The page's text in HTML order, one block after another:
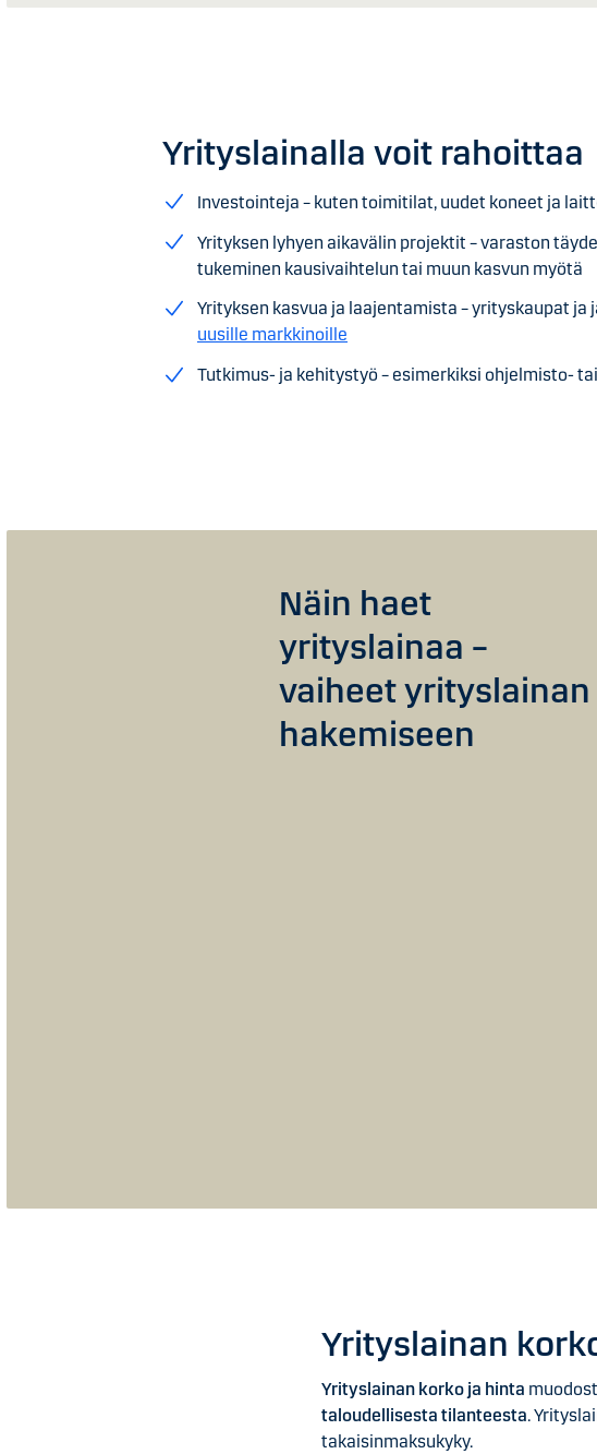
Yrityslainalla voit rahoittaa
Investointeja – kuten toimitilat, uudet koneet ja
Yrityksen lyhyen aikavälin projektit – varaston
tukeminen kausivaihtelun tai muun kasvun myötä
Yrityksen kasvua ja laajentamista – yrityskaupat ja
uusille markkinoille
Tutkimus- ja kehitystyö – esimerkiksi ohjelmisto-
Näin haet
yrityslainaa –
vaiheet yrityslainan
hakemiseen
Yrityslainan
Yrityslainan korko ja hinta
taloudellisesta tilanteesta.
takaisinmaksukyky.